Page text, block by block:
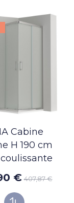
Cabine
H 190 cm
€ 407,87 €